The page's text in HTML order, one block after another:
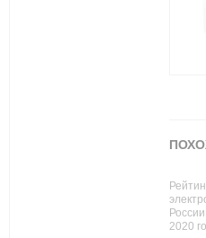
2020